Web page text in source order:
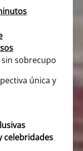
sin sobrecupo
única y
celebridades